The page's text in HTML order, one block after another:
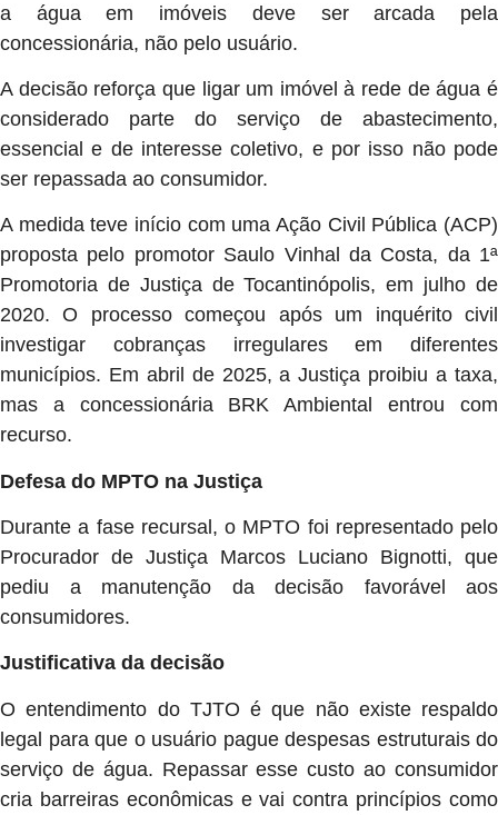
a água em imóveis deve ser arcada pela
concessionária, não pelo usuário.
A decisão reforça que ligar um imóvel à rede de água é
considerado parte do serviço de abastecimento,
essencial e de interesse coletivo, e por isso não pode
ser repassada ao consumidor.
A medida teve início com uma Ação Civil Pública (ACP)
proposta pelo promotor Saulo Vinhal da Costa, da 1ª
Promotoria de Justiça de Tocantinópolis, em julho de
2020. O processo começou após um inquérito civil
investigar cobranças irregulares em diferentes
municípios. Em abril de 2025, a Justiça proibiu a taxa,
mas a concessionária BRK Ambiental entrou com
recurso.
Defesa do MPTO na Justiça
Durante a fase recursal, o MPTO foi representado pelo
Procurador de Justiça Marcos Luciano Bignotti, que
pediu a manutenção da decisão favorável aos
consumidores.
Justificativa da decisão
O entendimento do TJTO é que não existe respaldo
legal para que o usuário pague despesas estruturais do
serviço de água. Repassar esse custo ao consumidor
cria barreiras econômicas e vai contra princípios como